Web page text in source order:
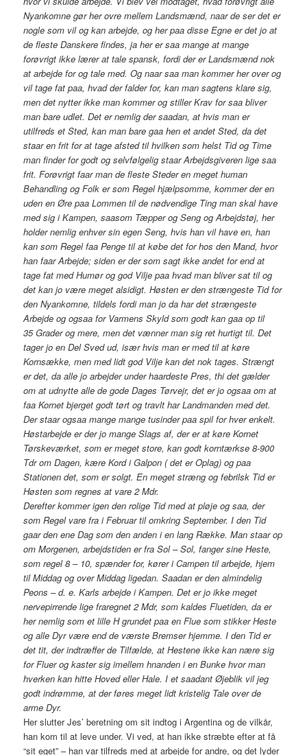
Nyankomne gør her ovre mellem Landsmænd, naar de ser det er
nogle som vil og kan arbejde, og her paa disse Egne er det jo at
de fleste Danskere findes, ja her er saa mange at mange
forøvrigt ikke lærer at tale spansk, fordi der er Landsmænd nok
at arbejde for og tale med. Og naar saa man kommer her over og
vil tage fat paa, hvad der falder for, kan man sagtens klare sig,
men det nytter ikke man kommer og stiller Krav for saa bliver
man bare udlet. Det er nemlig der saadan, at hvis man er
utilfreds et Sted, kan man bare gaa hen et andet Sted, da det
staar en frit for at tage afsted til hvilken som helst Tid og Time
man finder for godt og selvfølgelig staar Arbejdsgiveren lige saa
frit. Forøvrigt faar man de fleste Steder en meget human
Behandling og Folk er som Regel hjælpsomme, kommer der en
uden en Øre paa Lommen til de nødvendige Ting man skal have
med sig i Kampen, saasom Tæpper og Seng og Arbejdstøj, her
holder nemlig enhver sin egen Seng, hvis han vil have en, han
kan som Regel faa Penge til at købe det for hos den Mand, hvor
han faar Arbejde; siden er der som sagt ikke andet for end at
tage fat med Humør og god Vilje paa hvad man bliver sat til og
det kan jo være meget alsidigt. Høsten er den strængeste Tid for
den Nyankomne, tildels fordi man jo da har det strængeste
Arbejde og ogsaa for Varmens Skyld som godt kan gaa op til
35 Grader og mere, men det vænner man sig ret hurtigt til. Det
tager jo en Del Sved ud, især hvis man er med til at køre
Kornsække, men med lidt god Vilje kan det nok tages. Strængt
er det, da alle jo arbejder under haardeste Pres, thi det gælder
om at udnytte alle de gode Dages Tørvejr, det er jo ogsaa om at
faa Kornet bjerget godt tørt og travlt har Landmanden med det.
Der staar ogsaa mange mange tusinder paa spil for hver enkelt.
Høstarbejde er der jo mange Slags af, der er at køre Kornet
Tørskeværket, som er meget store, kan godt korntærkse 8-900
Tdr om Dagen, kære Kord i Galpon ( det er Oplag) og paa
Stationen det, som er solgt. En meget stræng og febrilsk Tid er
Høsten som regnes at vare 2 Mdr.
Derefter kommer igen den rolige Tid med at pløje og saa, der
som Regel vare fra i Februar til omkring September. I den Tid
gaar den ene Dag som den anden i en lang Række. Man staar op
om Morgenen, arbejdstiden er fra Sol – Sol, fanger sine Heste,
som regel 8 – 10, spænder for, kører i Campen til arbejde, hjem
til Middag og over Middag ligedan. Saadan er den almindelig
Peons – d. e. Karls arbejde i Kampen. Det er jo ikke meget
nervepirrende lige fraregnet 2 Mdr, som kaldes Fluetiden, da er
her nemlig som et lille H grundet paa en Flue som stikker Heste
og alle Dyr være end de værste Bremser hjemme. I den Tid er
det tit, der indtræffer de Tilfælde, at Hestene ikke kan nære sig
for Fluer og kaster sig imellem hnanden i en Bunke hvor man
hverken kan hitte Hoved eller Hale. I et saadant Øjeblik vil jeg
godt indrømme, at der føres meget lidt kristelig Tale over de
arme Dyr.
Her slutter Jes’ beretning om sit indtog i Argentina og de vilkår,
han kom til at leve under. Vi ved, at han ikke stræbte efter at få
“sit eget” – han var tilfreds med at arbejde for andre, og det lyder